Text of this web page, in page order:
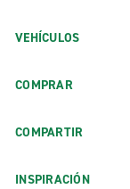
VEHÍCULOS
COMPRAR
COMPARTIR
INSPIRACIÓN